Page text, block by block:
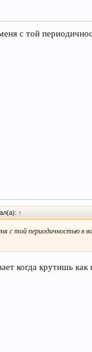
с той
↑
с той периодичностью в
когда крутишь как